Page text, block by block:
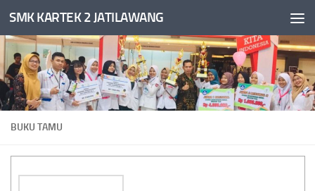
Skip to content
SMK KARTEK 2 JATILAWANG
BUKU TAMU